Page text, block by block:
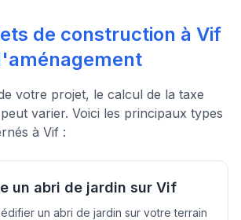
de construction à Vif
votre projet, le calcul de la taxe
varier. Voici les principaux types
à Vif :
un abri de jardin sur Vif
un abri de jardin sur votre terrain